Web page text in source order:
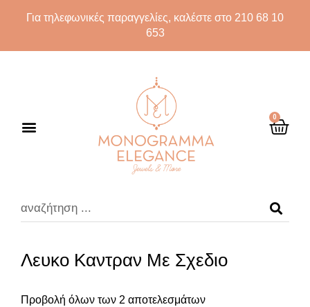
Για τηλεφωνικές παραγγελίες, καλέστε στο 210 68 10
653
0
Λευκο Καντραν Με Σχεδιο
Προβολή όλων των 2 αποτελεσμάτων